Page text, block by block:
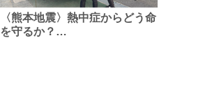
〈熊本地震〉熱中症からどう命
を守るか？…